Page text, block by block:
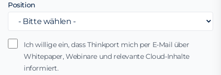
Position
Ich willige ein, dass Thinkport mich per E-Mail über
Whitepaper, Webinare und relevante Cloud-Inhalte
informiert.